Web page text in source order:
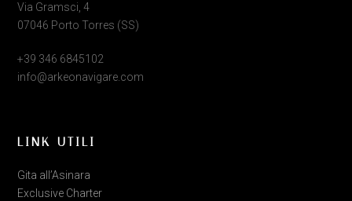
Via Gramsci, 4
07046 Porto Torres (SS)
+39 346 6845102
info@arkeonavigare.com
LINK UTILI
Gita all’Asinara
Exclusive Charter